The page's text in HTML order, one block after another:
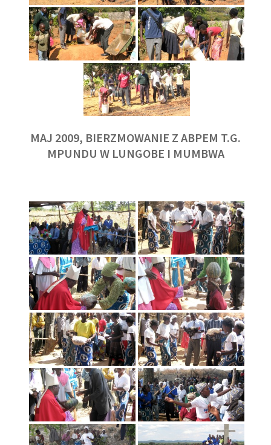
MAJ 2009, BIERZMOWANIE Z ABPEM T.G.
MPUNDU W LUNGOBE I MUMBWA